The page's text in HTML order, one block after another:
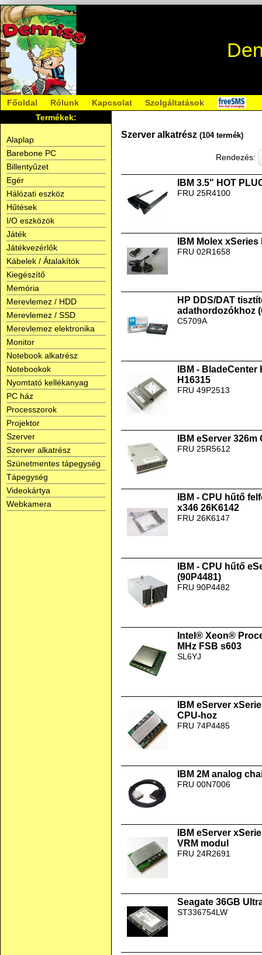
Főoldal Rólunk Kapcsolat
Szolgáltatások
Termékek:
Alaplap
Barebone PC
Billentyűzet
Egér
Hálózati eszköz
Hűtések
I/O eszközök
Játék
Játékvezérlők
Kábelek / Átalakítók
Kiegészítő
Memória
Merevlemez / HDD
Merevlemez / SSD
Merevlemez elektronika
Monitor
Notebook alkatrész
Notebookok
Nyomtató kellékanyag
PC ház
Processzorok
Projektor
Szerver
Szerver alkatrész
Szünetmentes tápegység
Tápegység
Videokártya
Webkamera
Szerver alkatrész (104 termék)
Rendezés:
IBM 3.5" HOT
FRU 25R4100
IBM Molex
FRU 02R1658
HP DDS/DAT
adathordozókhoz
C5709A
IBM -
H16315
FRU 49P2513
IBM eServer
FRU 25R5612
IBM - CPU hűtő
x346 26K6142
FRU 26K6147
IBM - CPU hűtő
(90P4481)
FRU 90P4482
Intel® Xeon®
MHz FSB s603
SL6YJ
IBM eServer
CPU-hoz
FRU 74P4485
IBM 2M analog
FRU 00N7006
IBM eServer
VRM modul
FRU 24R2691
Seagate 36GB
ST336754LW